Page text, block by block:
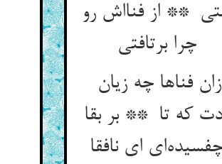
** از فنااش رو
چرا برتافتی
زان فناها چه زیان
که تا ** بر بقا